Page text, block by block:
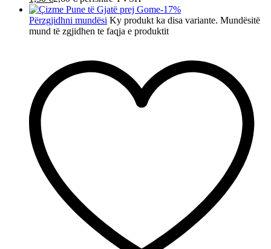
-17%
Përzgjidhni mundësi Ky produkt ka disa variante. Mundësitë
mund të zgjidhen te faqja e produktit